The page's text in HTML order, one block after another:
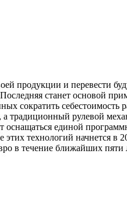
продукции и перевести
станет основой
сократить себестоимость
традиционный рулевой
оснащаться единой
технологий начнется в
в течение ближайших пяти